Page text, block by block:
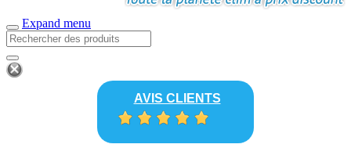
Expand menu
AVIS CLIENTS